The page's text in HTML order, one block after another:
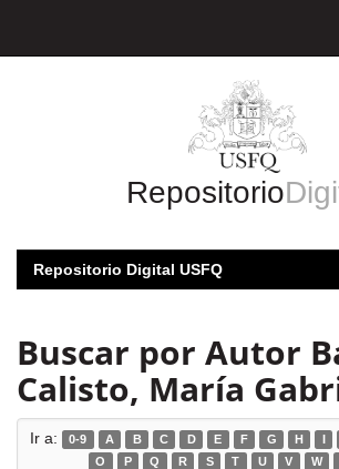
Repositorio
Repositorio Digital USFQ
Buscar por Autor
Calisto, María
Ir a: 0-9 A B C D E F G H I
O
P Q R S T U V W